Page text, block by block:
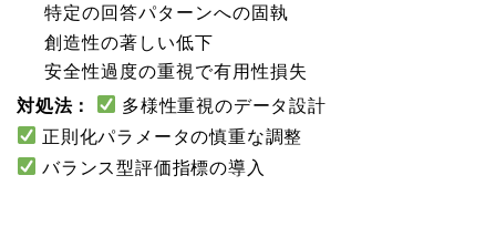
特定の回答パターンへの固執
創造性の著しい低下
安全性過度の重視で有用性損失
対処法：
多様性重視のデータ設計
正則化パラメータの慎重な調整
バランス型評価指標の導入